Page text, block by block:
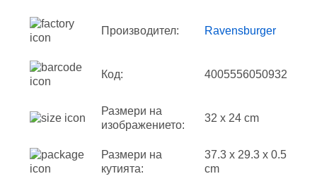
Производител: Ravensburger
Код: 4005556050932
Размери на
изображението:
32 x 24 cm
Размери на
кутията:
37.3 x 29.3 x 0.5
cm